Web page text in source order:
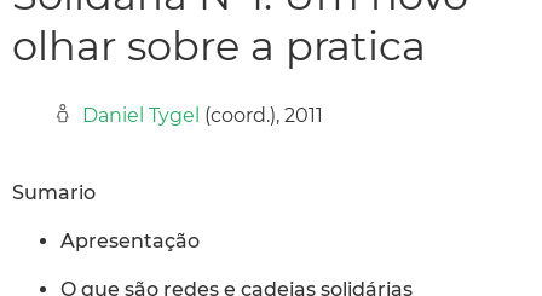
olhar sobre a pratica
Daniel Tygel (coord.), 2011
Sumario
Apresentação
O que são redes e cadeias solidárias